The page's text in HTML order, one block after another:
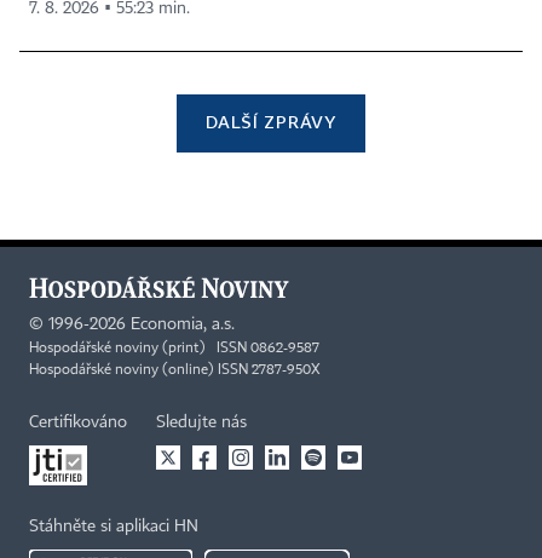
7. 8. 2026 ▪ 55:23 min.
DALŠÍ ZPRÁVY
© 1996-2026 Economia, a.s.
Hospodářské noviny (print) ISSN 0862-9587
Hospodářské noviny (online) ISSN 2787-950X
Certifikováno Sledujte nás
Stáhněte si aplikaci HN